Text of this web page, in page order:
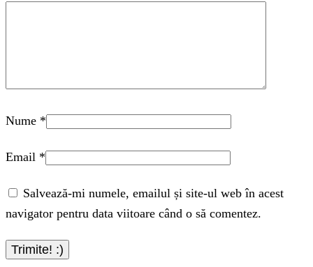
Nume *
Email *
Salvează-mi numele, emailul și site-ul web în acest
navigator pentru data viitoare când o să comentez.